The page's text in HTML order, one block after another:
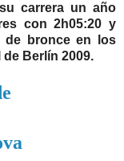
carrera un año
con 2h05:20 y
de bronce en los
Berlín 2009.